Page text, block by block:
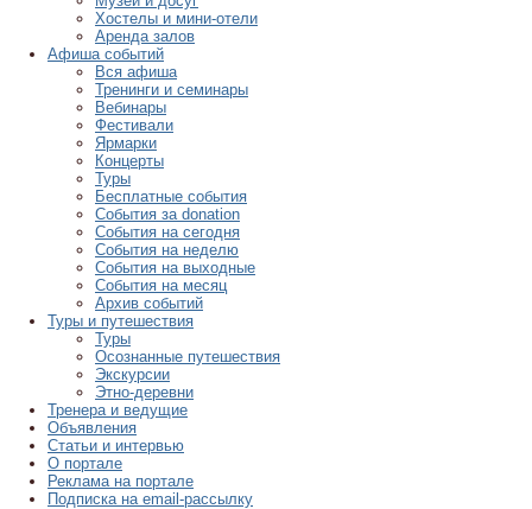
Хостелы и мини-отели
Аренда залов
Афиша событий
Вся афиша
Тренинги и семинары
Вебинары
Фестивали
Ярмарки
Концерты
Туры
Бесплатные события
События за donation
События на сегодня
События на неделю
События на выходные
События на месяц
Архив событий
Туры и путешествия
Туры
Осознанные путешествия
Экскурсии
Этно-деревни
Тренера и ведущие
Объявления
Статьи и интервью
О портале
Реклама на портале
Подписка на email-рассылку